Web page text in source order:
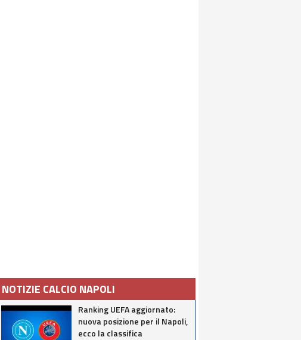
NOTIZIE CALCIO NAPOLI
Ranking UEFA aggiornato:
nuova posizione per il Napoli,
ecco la classifica